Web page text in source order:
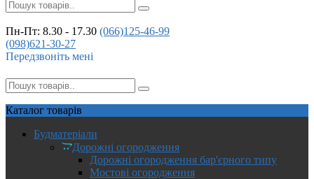
Пн-Пт: 8.30 - 17.30 (066)125-46-99
(098)621-30-27
Передзвоніть мені
Каталог товарів
Будматеріали
Дорожні огородження
Дорожні огородження бар'єрного типу
Мостові огородження